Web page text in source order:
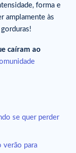
forma e
amplamente às
caíram ao
se quer perder
verão para